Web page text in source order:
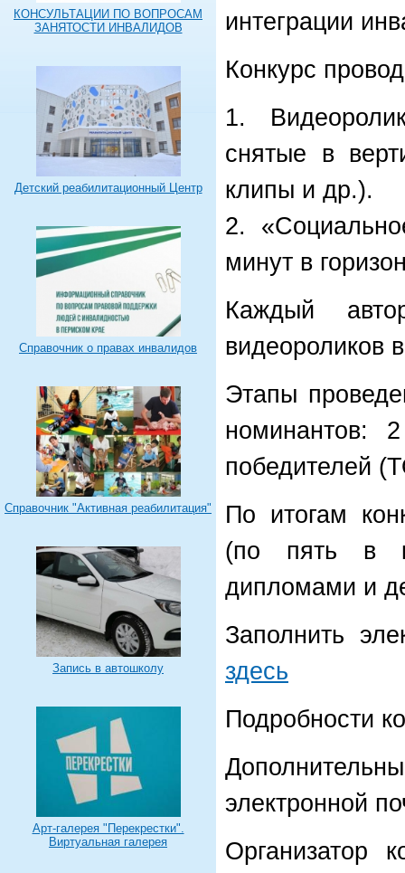
КОНСУЛЬТАЦИИ ПО ВОПРОСАМ
ЗАНЯТОСТИ ИНВАЛИДОВ
Детский реабилитационный Центр
Справочник о правах инвалидов
Справочник "Активная реабилитация"
Запись в автошколу
Арт-галерея "Перекрестки".
Виртуальная галерея
интеграции
Конкурс
1.
снятые в
клипы и др.).
2.
минут в
Каждый
видеороликов
Этапы
номинантов:
победителей
По итогам
(по пять в
дипломами и
Заполнить
здесь
Подробности
электронной
Организатор